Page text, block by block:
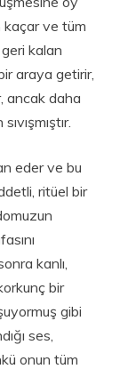
kaçar ve tüm
geri kalan
araya getirir,
ancak daha
eder ve bu
ritüel bir
kanlı,
bir
gibi
ses,
onun tüm